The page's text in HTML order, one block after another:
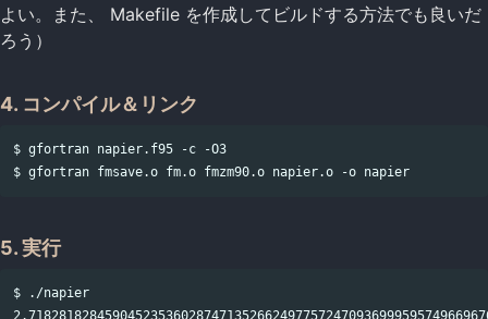
よい。また、 Makefile を作成してビルドする方法でも良いだ
ろう）
4. コンパイル＆リンク
$ gfortran napier.f95 -c -O3
5. 実行
$ ./napier